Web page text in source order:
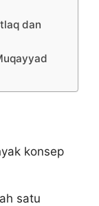
dan
konsep
satu